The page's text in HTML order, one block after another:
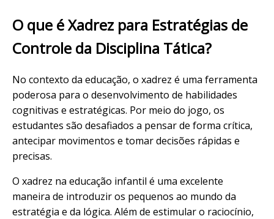
O que é Xadrez para Estratégias de
Controle da Disciplina Tática?
No contexto da educação, o xadrez é uma ferramenta
poderosa para o desenvolvimento de habilidades
cognitivas e estratégicas. Por meio do jogo, os
estudantes são desafiados a pensar de forma crítica,
antecipar movimentos e tomar decisões rápidas e
precisas.
O xadrez na educação infantil é uma excelente
maneira de introduzir os pequenos ao mundo da
estratégia e da lógica. Além de estimular o raciocínio,